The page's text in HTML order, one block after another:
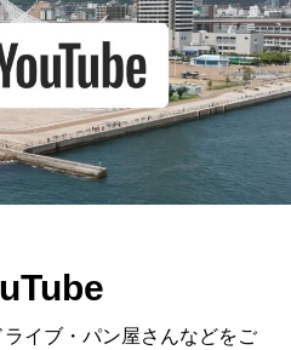
イブ・パン屋さんなどをご